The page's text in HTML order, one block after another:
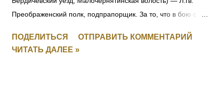
Преображенский полк, подпрапорщик. За то, что в бою с
командир поручик граф Татищев выбыл из строя
вследствие ранения. Головач, не растерявшись, тотчас же
ПОДЕЛИТЬСЯ
ОТПРАВИТЬ КОММЕНТАРИЙ
ЧИТАТЬ ДАЛЕЕ »